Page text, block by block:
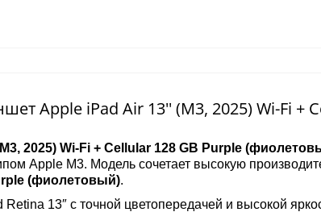
Apple iPad Air 13'' (M3, 2025) Wi-Fi +
2025) Wi-Fi + Cellular 128 GB Purple
Apple M3. Модель сочетает высокую
(фиолетовый).
13″ с точной цветопередачей и высокой